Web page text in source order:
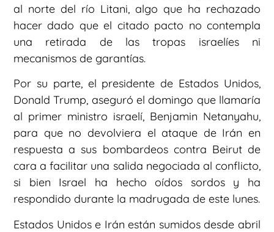
al norte del río Litani, algo que ha rechazado
hacer dado que el citado pacto no contempla
una retirada de las tropas israelíes ni
mecanismos de garantías.
Por su parte, el presidente de Estados Unidos,
Donald Trump, aseguró el domingo que llamaría
al primer ministro israelí, Benjamin Netanyahu,
para que no devolviera el ataque de Irán en
respuesta a sus bombardeos contra Beirut de
cara a facilitar una salida negociada al conflicto,
si bien Israel ha hecho oídos sordos y ha
respondido durante la madrugada de este lunes.
Estados Unidos e Irán están sumidos desde abril